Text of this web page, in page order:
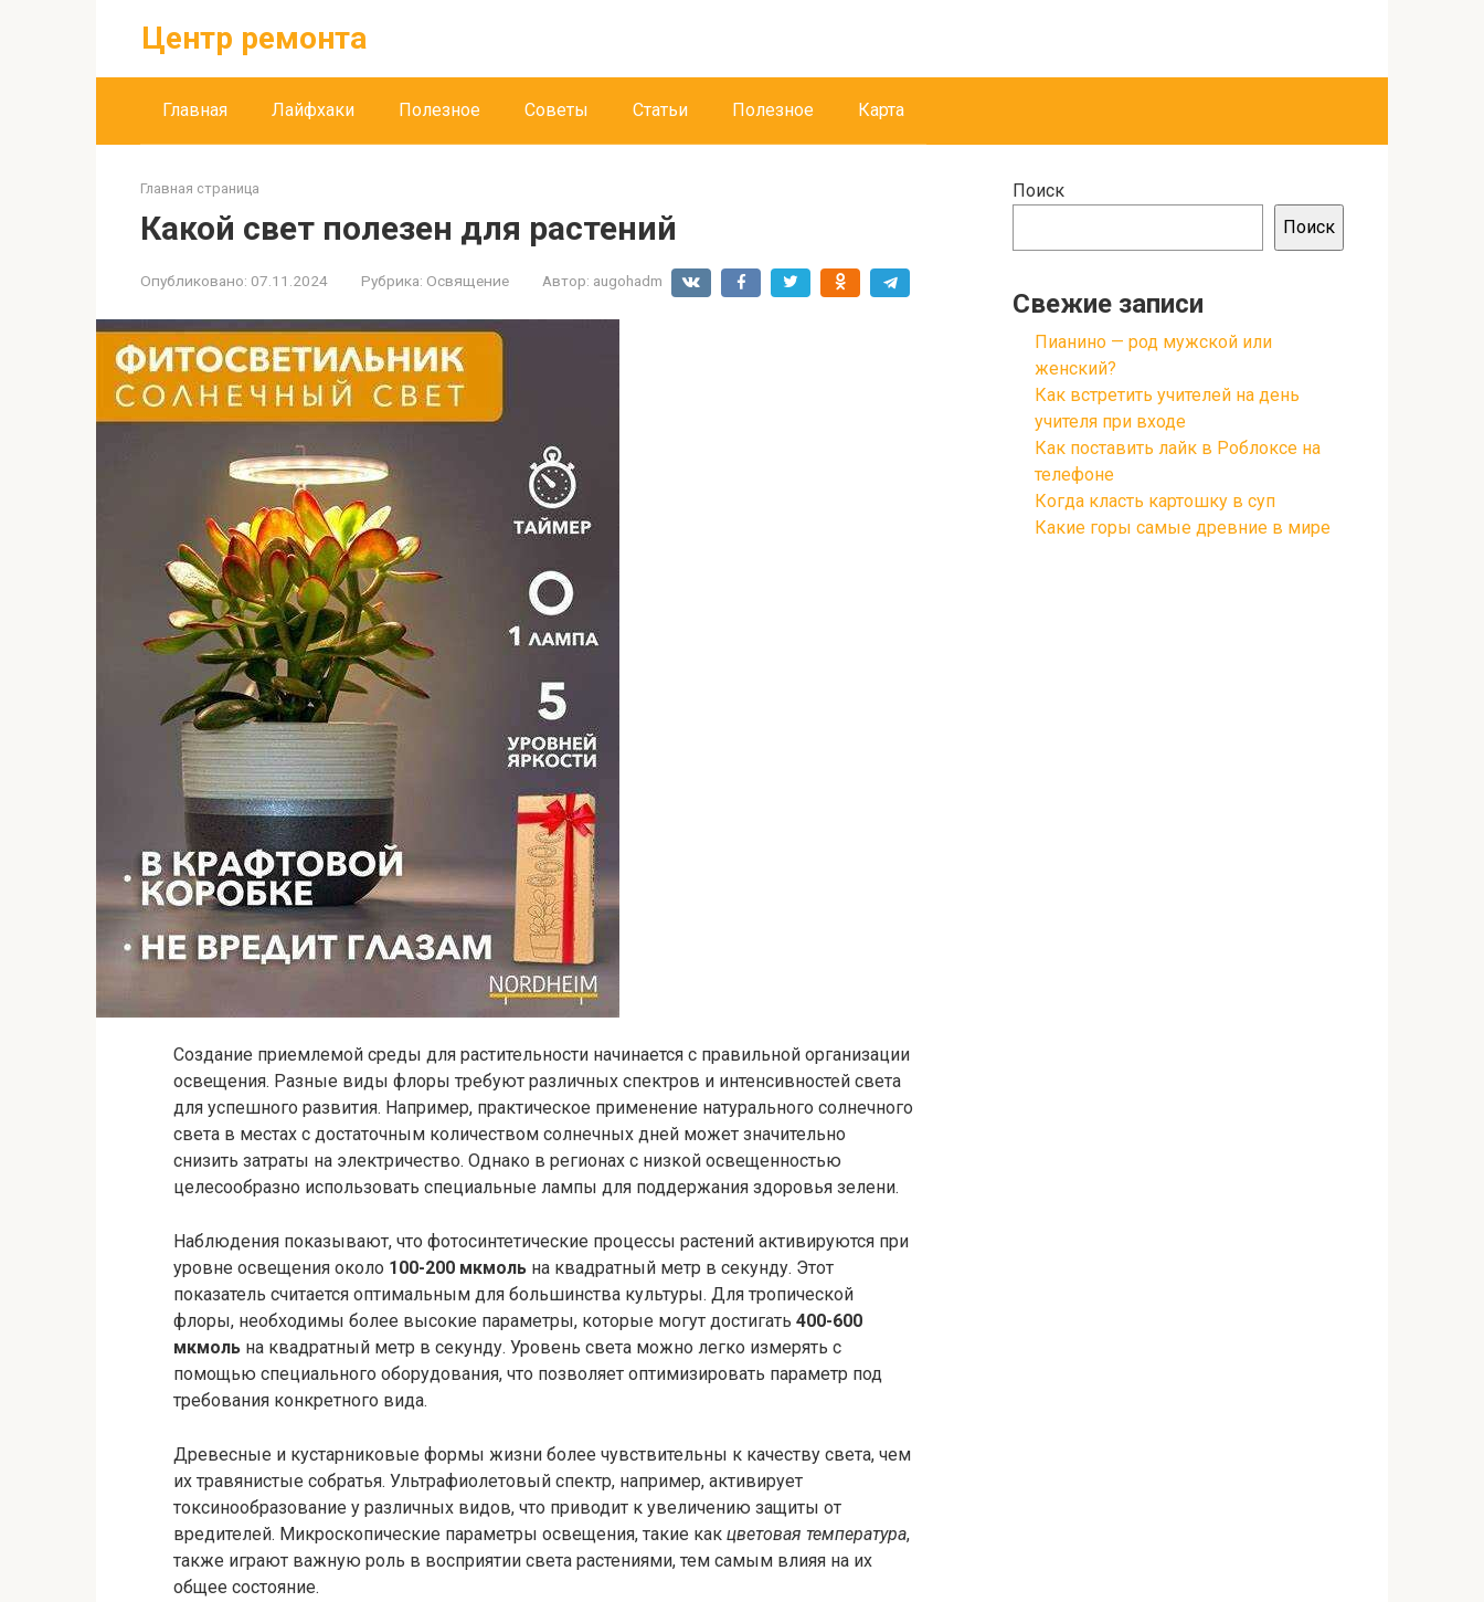
Центр ремонта
Главная Лайфхаки Полезное Советы Статьи Полезное Карта
Главная страница
Какой свет полезен для растений
Опубликовано: 07.11.2024 Рубрика: Освящение Автор: augohadm
Создание приемлемой среды для растительности начинается с правильной организации
освещения. Разные виды флоры требуют различных спектров и интенсивностей света
для успешного развития. Например, практическое применение натурального солнечного
света в местах с достаточным количеством солнечных дней может значительно
снизить затраты на электричество. Однако в регионах с низкой освещенностью
целесообразно использовать специальные лампы для поддержания здоровья зелени.
Наблюдения показывают, что фотосинтетические процессы растений активируются при
уровне освещения около 100-200 мкмоль на квадратный метр в секунду. Этот
показатель считается оптимальным для большинства культуры. Для тропической
флоры, необходимы более высокие параметры, которые могут достигать 400-600
мкмоль на квадратный метр в секунду. Уровень света можно легко измерять с
помощью специального оборудования, что позволяет оптимизировать параметр под
требования конкретного вида.
Древесные и кустарниковые формы жизни более чувствительны к качеству света, чем
их травянистые собратья. Ультрафиолетовый спектр, например, активирует
токсинообразование у различных видов, что приводит к увеличению защиты от
вредителей. Микроскопические параметры освещения, такие как цветовая температура,
также играют важную роль в восприятии света растениями, тем самым влияя на их
общее состояние.
Поиск
Поиск
Свежие записи
Пианино — род мужской или
женский?
Как встретить учителей на день
учителя при входе
Как поставить лайк в Роблоксе на
телефоне
Когда класть картошку в суп
Какие горы самые древние в мире